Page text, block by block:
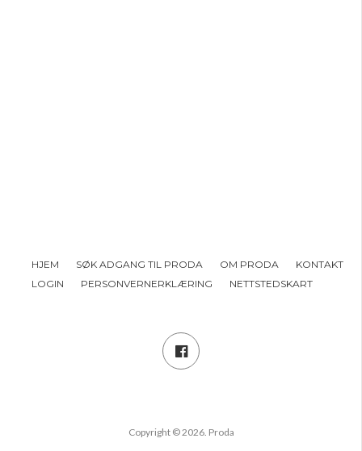
HJEM SØK ADGANG TIL PRODA OM PRODA
KONTAKT
LOGIN
PERSONVERNERKLÆRING NETTSTEDSKART
Copyright © 2026. Proda